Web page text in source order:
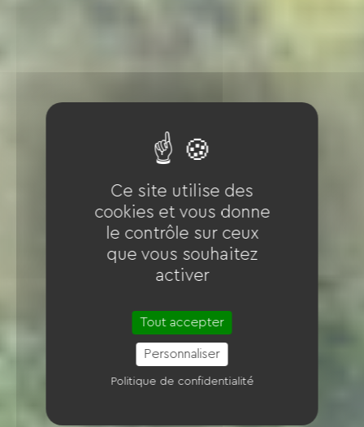
Ce site utilise des
cookies et vous donne
le contrôle sur ceux
que vous souhaitez
activer
Tout accepter
Personnaliser
Politique de confidentialité